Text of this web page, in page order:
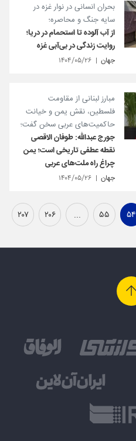
بحران انسانی در نوار غزه در
سایه جنگ و محاصره؛
از آب آلوده تا استحمام در دریا؛
روایت زندگی در بی‌آبی غزه
جهان ۱۴۰۴/۰۵/۲۶
مبارز لبنانی از مقاومت
فلسطین، نقش یمن و خیانت
حاکمیت‌های عربی سخن گفت؛
جورج عبدالله: طوفان الاقصی
نقطه عطفی تاریخی است؛ یمن
چراغ راه ملت‌های عربی
جهان ۱۴۰۴/۰۵/۲۶
۵۴ ۵۵ ... ۲۰۶ ۲۰۷